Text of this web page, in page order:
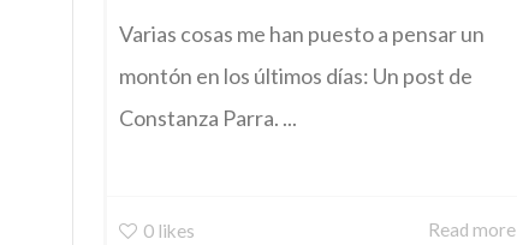
Varias cosas me han puesto a pensar un
montón en los últimos días: Un post de
Constanza Parra. ...
0 likes Read more